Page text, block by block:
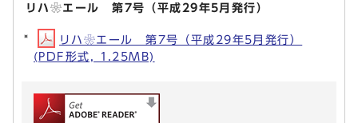
リハ❀エール 第7号（平成29年5月発行）
リハ❀エール 第7号（平成29年5月発行）
(PDF形式, 1.25MB)